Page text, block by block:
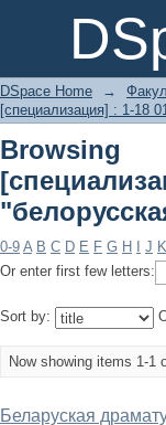
Browsing
Subject
DSpace Home →
[специализация] : 1-18
0-9 A B C D E F G H J K
Or enter first few letters:
Sort by:
Now showing items 1-1
Беларуская